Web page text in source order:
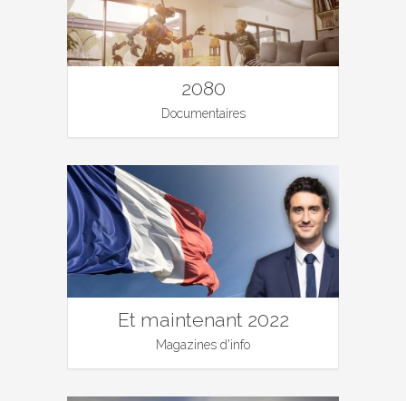
2080
Documentaires
Et maintenant 2022
Magazines d'info